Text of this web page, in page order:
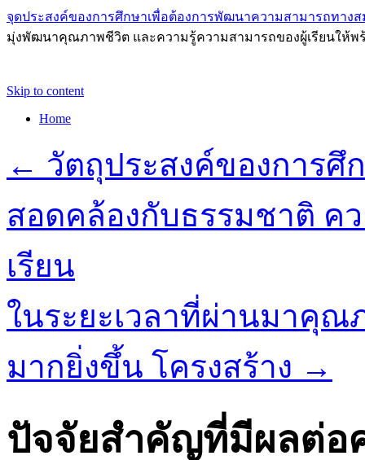
จุดประสงค์ของการศึกษาเพื่อต้องการพัฒนาความสามารถทางส
มุ่งพัฒนาคุณภาพชีวิต และความรู้ความสามารถของผู้เรียนให้พ
Skip to content
Home
← วัตถุประสงค์ของการศึ
สอดคล้องกับธรรมชาติ ค
เรียน
ในระยะเวลาที่ผ่านมาคุ
มากยิ่งขึ้น โครงสร้าง →
ปัจจัยสำคัญที่มีผลต่อ